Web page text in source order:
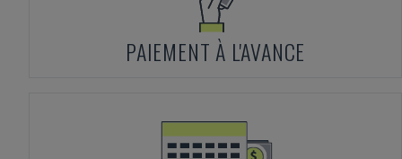
PAIEMENT À L'AVANCE